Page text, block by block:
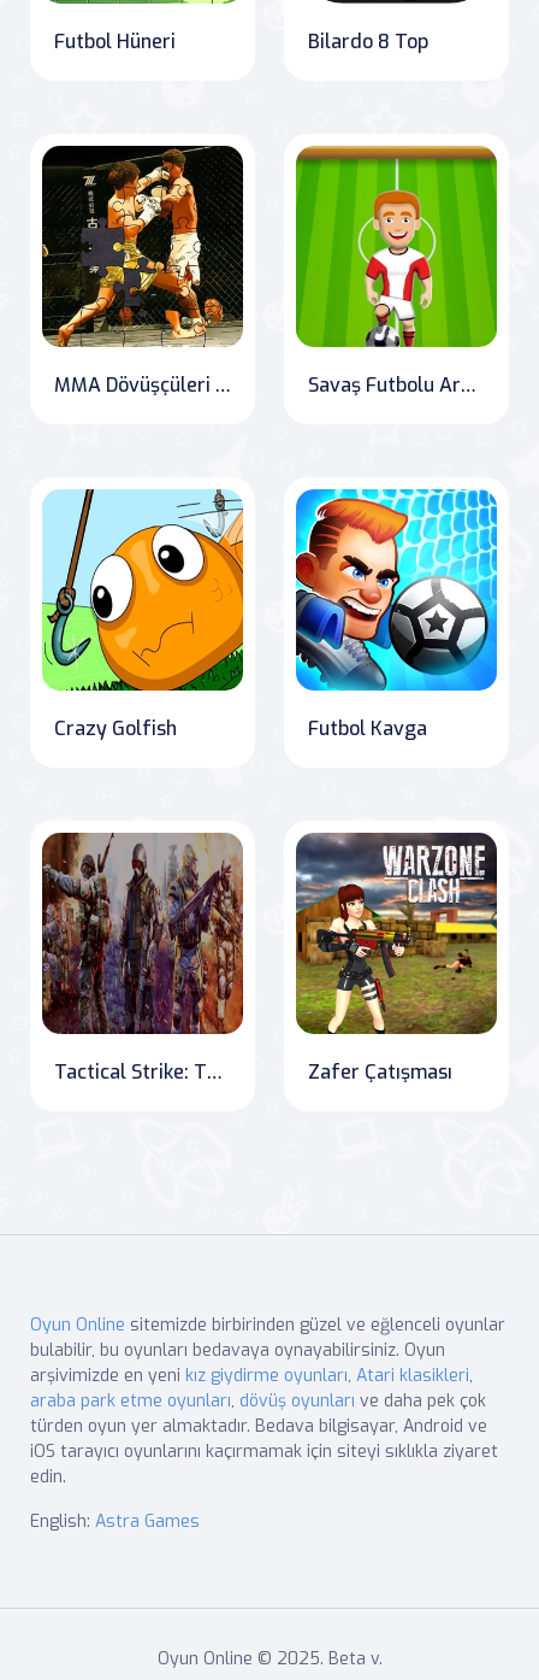
Futbol Hüneri Bilardo 8 Top
MMA Dövüşçüleri Puzzle Savaş Futbolu Arena
Crazy Golfish Futbol Kavga
Tactical Strike: The Ultimate Counter Terrorist Showdown Zafer Çatışması
Oyun Online sitemizde birbirinden güzel ve eğlenceli oyunlar
bulabilir, bu oyunları bedavaya oynayabilirsiniz. Oyun
arşivimizde en yeni kız giydirme oyunları, Atari klasikleri,
araba park etme oyunları, dövüş oyunları ve daha pek çok
türden oyun yer almaktadır. Bedava bilgisayar, Android ve
iOS tarayıcı oyunlarını kaçırmamak için siteyi sıklıkla ziyaret
edin.
English: Astra Games
Oyun Online © 2025. Beta v.